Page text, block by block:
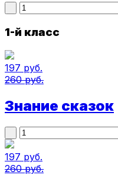
1-й класс
197 руб.
260 руб.
Знание сказок
197 руб.
260 руб.